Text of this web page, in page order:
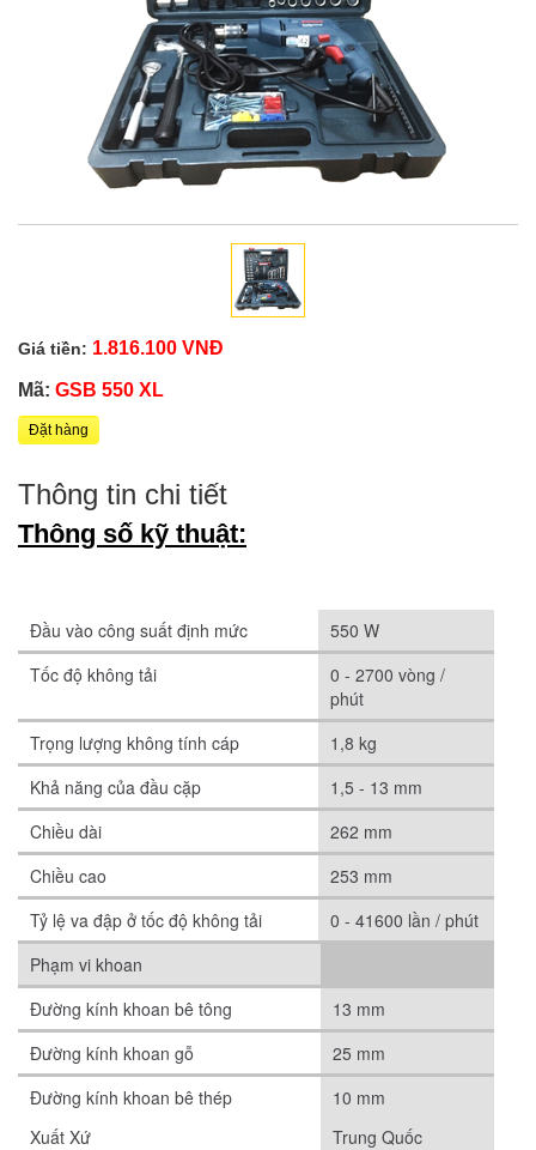
Giá tiền: 1.816.100 VNĐ
Mã: GSB 550 XL
Đặt hàng
Thông tin chi tiết
Thông số kỹ thuật:
Đầu vào công suất định mức
550 W
Tốc độ không tải
0 - 2700 vòng /
phút
Trọng lượng không tính cáp
1,8 kg
Khả năng của đầu cặp
1,5 - 13 mm
Chiều dài
262 mm
Chiều cao
253 mm
Tỷ lệ va đập ở tốc độ không tải
0 - 41600 lần / phút
Phạm vi khoan
Đường kính khoan bê tông
13 mm
Đường kính khoan gỗ
25 mm
Đường kính khoan bê thép
Xuất Xứ
10 mm
Trung Quốc